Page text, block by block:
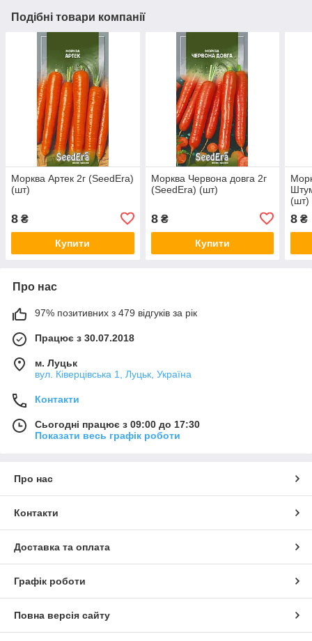
Подібні товари компанії
Морква Артек 2г (SeedEra)
(шт)
8 ₴
Купити
Морква Червона довга 2г
(SeedEra) (шт)
8₴
Купити
(шт)
8 ₴
Про нас
97% позитивних з 479 відгуків за рік
Працює з 30.07.2018
м. Луцьк
вул. Ківерцівська 1, Луцьк, Україна
Контакти
Сьогодні працює з 09:00 до 17:30
Показати весь графік роботи
Про нас
Контакти
Доставка та оплата
Графік роботи
Повна версія сайту